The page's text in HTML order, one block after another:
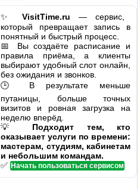
✨ VisitTime.ru — сервис,
который превращает запись в
понятный и быстрый процесс.
📅 Вы создаёте расписание и
правила приёма, а клиенты
выбирают удобный слот онлайн,
без ожидания и звонков.
🕒 В результате меньше
путаницы, больше точных
визитов и ровная загрузка на
неделю вперёд.
💡 Подходит тем, кто
оказывает услуги по времени:
мастерам, студиям, кабинетам
и небольшим командам.
✅ Начать пользоваться сервисом